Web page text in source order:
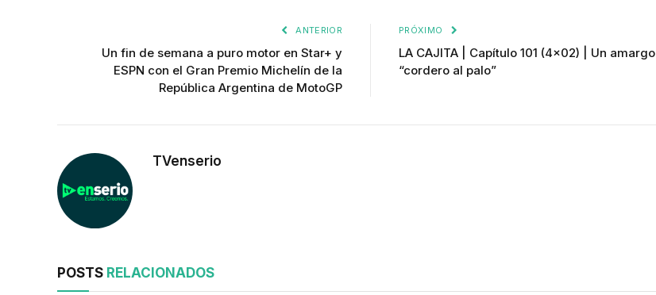
ANTERIOR
Un fin de semana a puro motor en Star+ y
ESPN con el Gran Premio Michelín de la
República Argentina de MotoGP
PRÓXIMO
LA CAJITA | Capítulo 101 (4×02) | Un amargo
“cordero al palo”
TVenserio
POSTS RELACIONADOS